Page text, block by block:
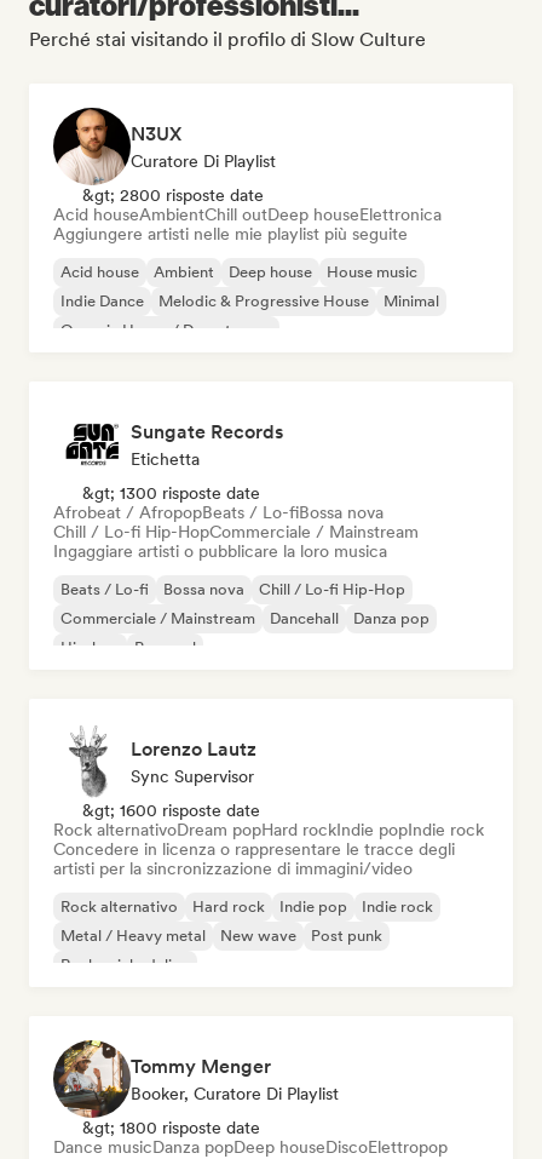
Perché stai visitando il profilo di Slow Culture
N3UX
Curatore Di Playlist
&gt; 2800 risposte date
Acid houseAmbientChill outDeep houseElettronica
Aggiungere artisti nelle mie playlist più seguite
Acid house Ambient Deep house
House music
Indie Dance
Melodic & Progressive House
Minimal
Organic House / Downtempo
Sungate Records
Etichetta
&gt; 1300 risposte date
Afrobeat / AfropopBeats / Lo-fiBossa nova
Chill / Lo-fi Hip-HopCommerciale / Mainstream
Ingaggiare artisti o pubblicare la loro musica
Beats / Lo-fi Bossa nova
Chill / Lo-fi Hip-Hop
Commerciale / Mainstream
Dancehall
Danza pop
Hip-hop
Pop soul
Lorenzo Lautz
Sync Supervisor
&gt; 1600 risposte date
Rock alternativoDream popHard rockIndie popIndie rock
Concedere in licenza o rappresentare le tracce degli
artisti per la sincronizzazione di immagini/video
Rock alternativo Hard rock Indie pop
Indie rock
Metal / Heavy metal
New wave
Post punk
Rock psichedelico
Tommy Menger
Booker, Curatore Di Playlist
&gt; 1800 risposte date
Dance musicDanza popDeep houseDiscoElettropop